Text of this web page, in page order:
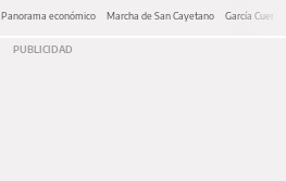
Panorama económico Marcha de San Cayetano García Cuerva